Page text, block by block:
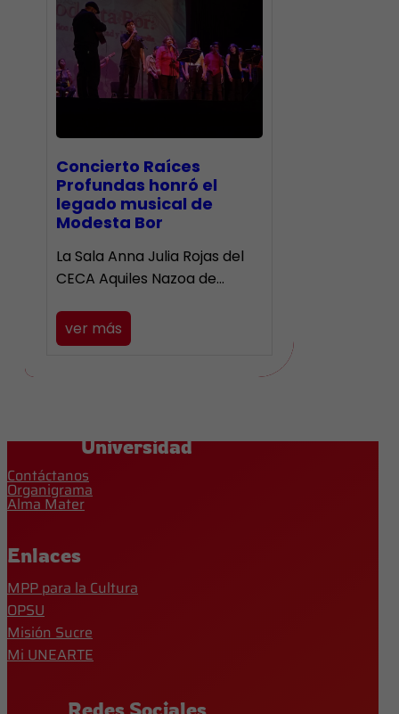
​Concierto Raíces
Profundas honró el
legado musical de
Modesta Bor
La Sala Anna Julia Rojas del
CECA Aquiles Nazoa de…
ver más
Universidad
Contáctanos
Organigrama
Alma Mater
Enlaces
MPP para la Cultura
OPSU
Misión Sucre
Mi UNEARTE
Redes Sociales